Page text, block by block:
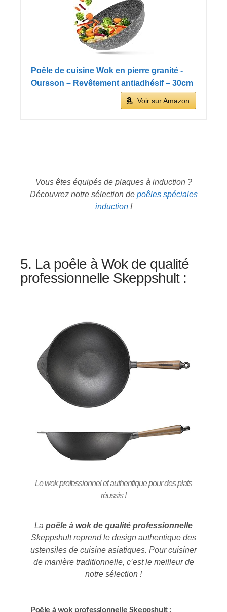
Poêle de cuisine Wok en pierre granité -
Oursson – Revêtement antiadhésif – 30cm
Voir sur Amazon
Vous êtes équipés de plaques à induction ?
Découvrez notre sélection de poêles spéciales
induction!
5. La poêle à Wok de qualité
professionnelle Skeppshult :
Le wok professionnel et authentique pour des plats
réussis !
La poêle à wok de qualité professionnelle
Skeppshult reprend le design authentique des
ustensiles de cuisine asiatiques. Pour cuisiner
de manière traditionnelle, c’est le meilleur de
notre sélection !
Poêle à wok professionnelle Skeppshult :